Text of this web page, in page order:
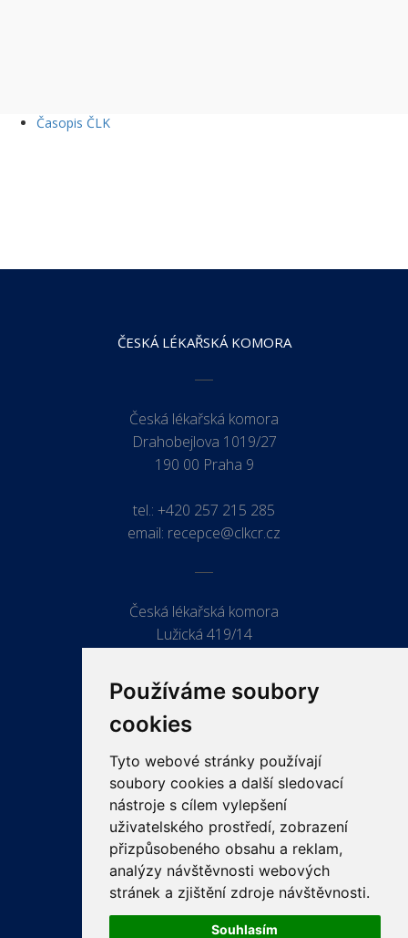
Používáme soubory
cookies
Tyto webové stránky používají
soubory cookies a další sledovací
nástroje s cílem vylepšení
uživatelského prostředí, zobrazení
přizpůsobeného obsahu a reklam,
analýzy návštěvnosti webových
stránek a zjištění zdroje návštěvnosti.
Souhlasím
Časopis ČLK
ČESKÁ LÉKAŘSKÁ KOMORA
Česká lékařská komora
Drahobejlova 1019/27
190 00 Praha 9
tel.: +420 257 215 285
email: recepce@clkcr.cz
Česká lékařská komora
Lužická 419/14
ODKAZY
PRO LÉKAŘE
PRO VEŘEJNOST
VZDĚLÁVÁNÍ